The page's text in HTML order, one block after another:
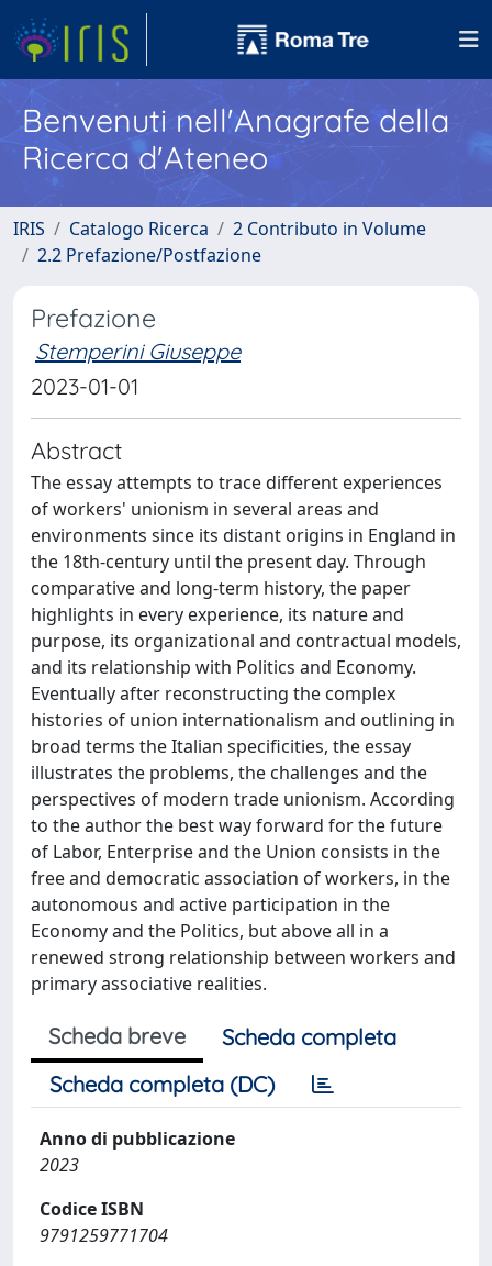
Benvenuti nell'Anagrafe della
Ricerca d'Ateneo
IRIS Catalogo Ricerca
2 Contributo in Volume
2.2 Prefazione/Postfazione
Prefazione
Stemperini Giuseppe
2023-01-01
Abstract
The essay attempts to trace different experiences
of workers' unionism in several areas and
environments since its distant origins in England in
the 18th-century until the present day. Through
comparative and long-term history, the paper
highlights in every experience, its nature and
purpose, its organizational and contractual models,
and its relationship with Politics and Economy.
Eventually after reconstructing the complex
histories of union internationalism and outlining in
broad terms the Italian specificities, the essay
illustrates the problems, the challenges and the
perspectives of modern trade unionism. According
to the author the best way forward for the future
of Labor, Enterprise and the Union consists in the
free and democratic association of workers, in the
autonomous and active participation in the
Economy and the Politics, but above all in a
renewed strong relationship between workers and
primary associative realities.
Scheda breve
Scheda completa
Scheda completa (DC)
Anno di pubblicazione
2023
Codice ISBN
9791259771704